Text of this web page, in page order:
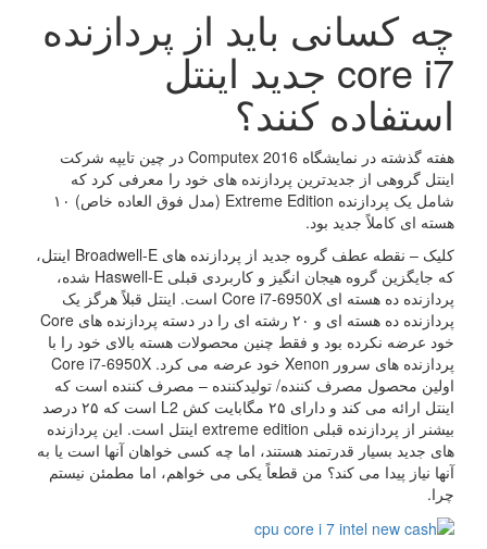
چه کسانی باید از پردازنده
core i7 جدید اینتل
استفاده کنند؟
هفته گذشته در نمایشگاه Computex 2016 در چین تایپه شرکت
اینتل گروهی از جدیدترین پردازنده های خود را معرفی کرد که
شامل یک پردازنده Extreme Edition (مدل فوق العاده خاص) ۱۰
هسته ای کاملاً جدید بود.
کلیک – نقطه عطف گروه جدید از پردازنده های Broadwell-E اینتل،
که جایگزین گروه هیجان انگیز و کاربردی قبلی Haswell-E شده،
پردازنده ده هسته ای Core i7-6950X است. اینتل قبلاً هرگز یک
پردازنده ده هسته ای و ۲۰ رشته ای را در دسته پردازنده های Core
خود عرضه نکرده بود و فقط چنین محصولات هسته بالای خود را با
پردازنده های سرور Xenon خود عرضه می کرد. Core i7-6950X
اولین محصول مصرف کننده/ تولیدکننده – مصرف کننده است که
اینتل ارائه می کند و دارای ۲۵ مگابایت کش L2 است که ۲۵ درصد
بیشنر از پردازنده قبلی extreme edition اینتل است. این پردازنده
های جدید بسیار قدرتمند هستند، اما چه کسی خواهان آنها است یا به
آنها نیاز پیدا می کند؟ من قطعاً یکی می خواهم، اما مطمئن نیستم
چرا.